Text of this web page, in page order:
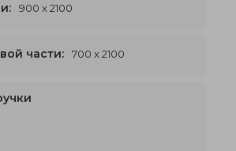
€638
900 x 2100
части: 700 x 2100